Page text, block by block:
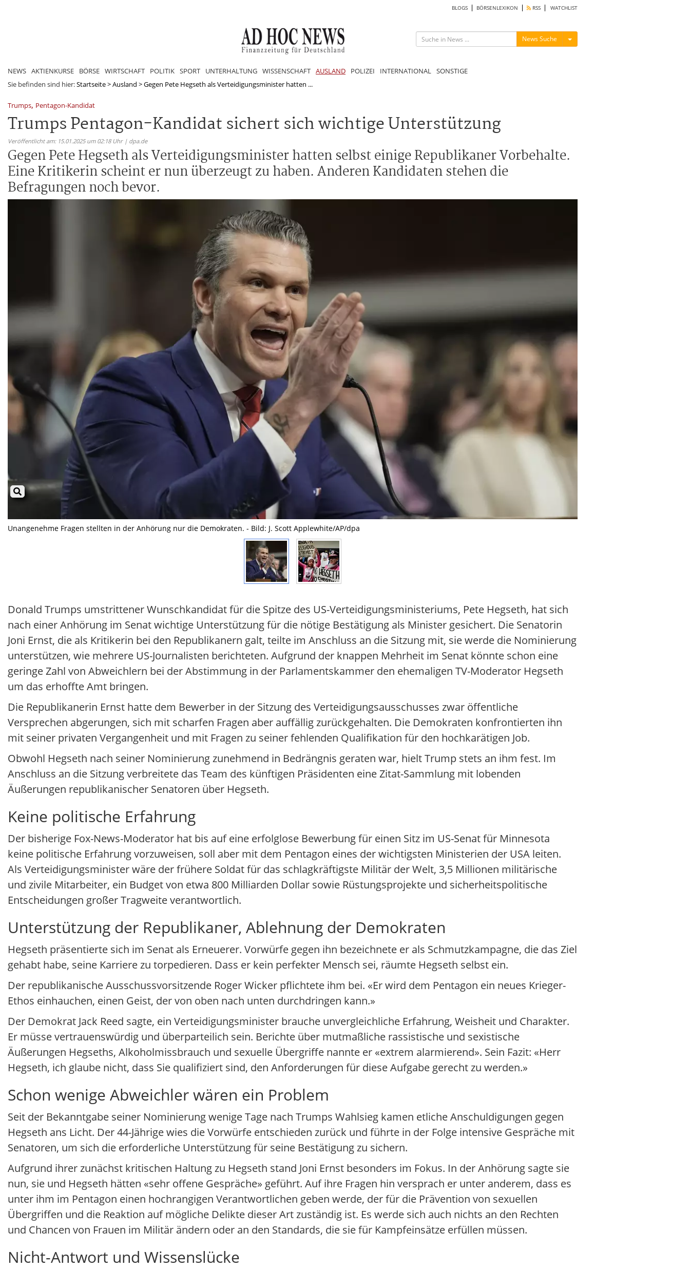
BLOGS BÖRSENLEXIKON RSS WATCHLIST
News Suche Menü ein-/ausblenden
NEWS AKTIENKURSE BÖRSE WIRTSCHAFT POLITIK SPORT UNTERHALTUNG WISSENSCHAFT AUSLAND POLIZEI INTERNATIONAL SONSTIGE
Sie befinden sind hier:Startseite>Ausland >Gegen Pete Hegseth als Verteidigungsminister hatten ...
Trumps, Pentagon-Kandidat
Trumps Pentagon-Kandidat sichert sich wichtige Unterstützung
Veröffentlicht am: 15.01.2025 um 02:18 Uhr | dpa.de
Gegen Pete Hegseth als Verteidigungsminister hatten selbst einige Republikaner Vorbehalte.
Eine Kritikerin scheint er nun überzeugt zu haben. Anderen Kandidaten stehen die
Befragungen noch bevor.
Unangenehme Fragen stellten in der Anhörung nur die Demokraten. - Bild: J. Scott Applewhite/AP/dpa
Donald Trumps umstrittener Wunschkandidat für die Spitze des US-Verteidigungsministeriums, Pete Hegseth, hat sich
nach einer Anhörung im Senat wichtige Unterstützung für die nötige Bestätigung als Minister gesichert. Die Senatorin
Joni Ernst, die als Kritikerin bei den Republikanern galt, teilte im Anschluss an die Sitzung mit, sie werde die Nominierung
unterstützen, wie mehrere US-Journalisten berichteten. Aufgrund der knappen Mehrheit im Senat könnte schon eine
geringe Zahl von Abweichlern bei der Abstimmung in der Parlamentskammer den ehemaligen TV-Moderator Hegseth
um das erhoffte Amt bringen.
Die Republikanerin Ernst hatte dem Bewerber in der Sitzung des Verteidigungsausschusses zwar öffentliche
Versprechen abgerungen, sich mit scharfen Fragen aber auffällig zurückgehalten. Die Demokraten konfrontierten ihn
mit seiner privaten Vergangenheit und mit Fragen zu seiner fehlenden Qualifikation für den hochkarätigen Job.
Obwohl Hegseth nach seiner Nominierung zunehmend in Bedrängnis geraten war, hielt Trump stets an ihm fest. Im
Anschluss an die Sitzung verbreitete das Team des künftigen Präsidenten eine Zitat-Sammlung mit lobenden
Äußerungen republikanischer Senatoren über Hegseth.
Keine politische Erfahrung
Der bisherige Fox-News-Moderator hat bis auf eine erfolglose Bewerbung für einen Sitz im US-Senat für Minnesota
keine politische Erfahrung vorzuweisen, soll aber mit dem Pentagon eines der wichtigsten Ministerien der USA leiten.
Als Verteidigungsminister wäre der frühere Soldat für das schlagkräftigste Militär der Welt, 3,5 Millionen militärische
und zivile Mitarbeiter, ein Budget von etwa 800 Milliarden Dollar sowie Rüstungsprojekte und sicherheitspolitische
Entscheidungen großer Tragweite verantwortlich.
Unterstützung der Republikaner, Ablehnung der Demokraten
Hegseth präsentierte sich im Senat als Erneuerer. Vorwürfe gegen ihn bezeichnete er als Schmutzkampagne, die das Ziel
gehabt habe, seine Karriere zu torpedieren. Dass er kein perfekter Mensch sei, räumte Hegseth selbst ein.
Der republikanische Ausschussvorsitzende Roger Wicker pflichtete ihm bei. «Er wird dem Pentagon ein neues Krieger-
Ethos einhauchen, einen Geist, der von oben nach unten durchdringen kann.»
Der Demokrat Jack Reed sagte, ein Verteidigungsminister brauche unvergleichliche Erfahrung, Weisheit und Charakter.
Er müsse vertrauenswürdig und überparteilich sein. Berichte über mutmaßliche rassistische und sexistische
Äußerungen Hegseths, Alkoholmissbrauch und sexuelle Übergriffe nannte er «extrem alarmierend». Sein Fazit: «Herr
Hegseth, ich glaube nicht, dass Sie qualifiziert sind, den Anforderungen für diese Aufgabe gerecht zu werden.»
Schon wenige Abweichler wären ein Problem
Seit der Bekanntgabe seiner Nominierung wenige Tage nach Trumps Wahlsieg kamen etliche Anschuldigungen gegen
Hegseth ans Licht. Der 44-Jährige wies die Vorwürfe entschieden zurück und führte in der Folge intensive Gespräche mit
Senatoren, um sich die erforderliche Unterstützung für seine Bestätigung zu sichern.
Aufgrund ihrer zunächst kritischen Haltung zu Hegseth stand Joni Ernst besonders im Fokus. In der Anhörung sagte sie
nun, sie und Hegseth hätten «sehr offene Gespräche» geführt. Auf ihre Fragen hin versprach er unter anderem, dass es
unter ihm im Pentagon einen hochrangigen Verantwortlichen geben werde, der für die Prävention von sexuellen
Übergriffen und die Reaktion auf mögliche Delikte dieser Art zuständig ist. Es werde sich auch nichts an den Rechten
und Chancen von Frauen im Militär ändern oder an den Standards, die sie für Kampfeinsätze erfüllen müssen.
Nicht-Antwort und Wissenslücke